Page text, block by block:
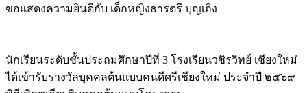
ขอแสดงความยินดีกับ เด็กหญิงธารตรี บุญเถิง
นักเรียนระดับชั้นประถมศึกษาปีที่ 3 โรงเรียนวชิรวิทย์ เชียงใหม่
ได้เข้ารับรางวัลบุคคลต้นแบบคนดีศรีเชียงใหม่ ประจำปี ๒๕๖๙